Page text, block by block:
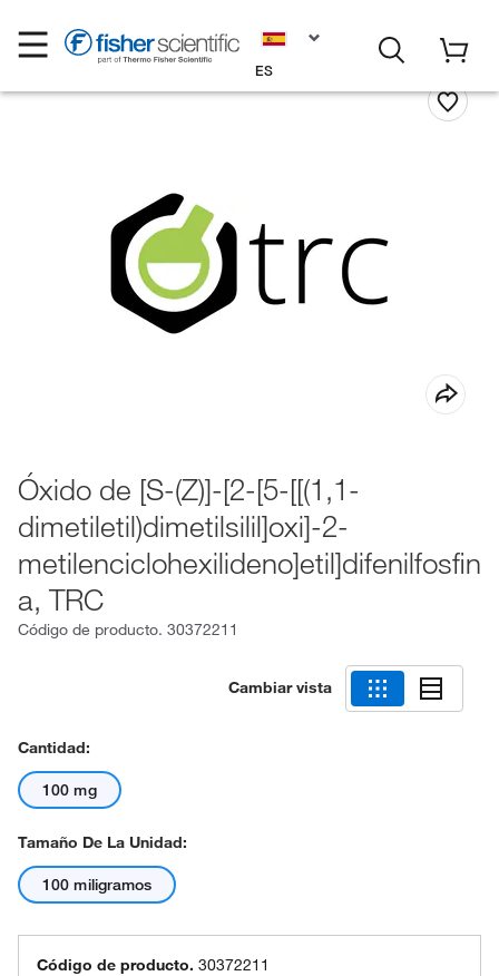
ES
Óxido de [S-(Z)]-[2-[5-[[(1,1-
dimetiletil)dimetilsilil]oxi]-2-
metilenciclohexilideno]etil]difenilfosfin
a, TRC
Código de producto. 30372211
Cambiar vista
Cantidad:
100 mg
Tamaño De La Unidad:
100 miligramos
Código de producto. 30372211